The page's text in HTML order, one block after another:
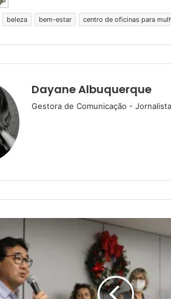
beleza bem-estar centro de oficinas para
Dayane Albuquerque
Gestora de Comunicação -